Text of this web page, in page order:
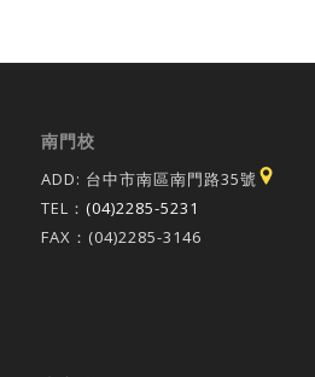
南門校
ADD: 台中市南區南門路35號
TEL： (04)2285-5231
FAX：(04)2285-3146